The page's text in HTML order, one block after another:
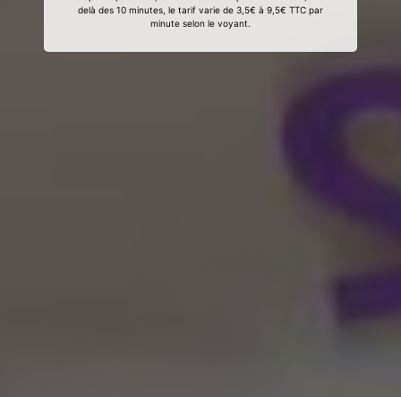
delà des 10 minutes, le tarif varie de 3,5€ à 9,5€ TTC par
minute selon le voyant.